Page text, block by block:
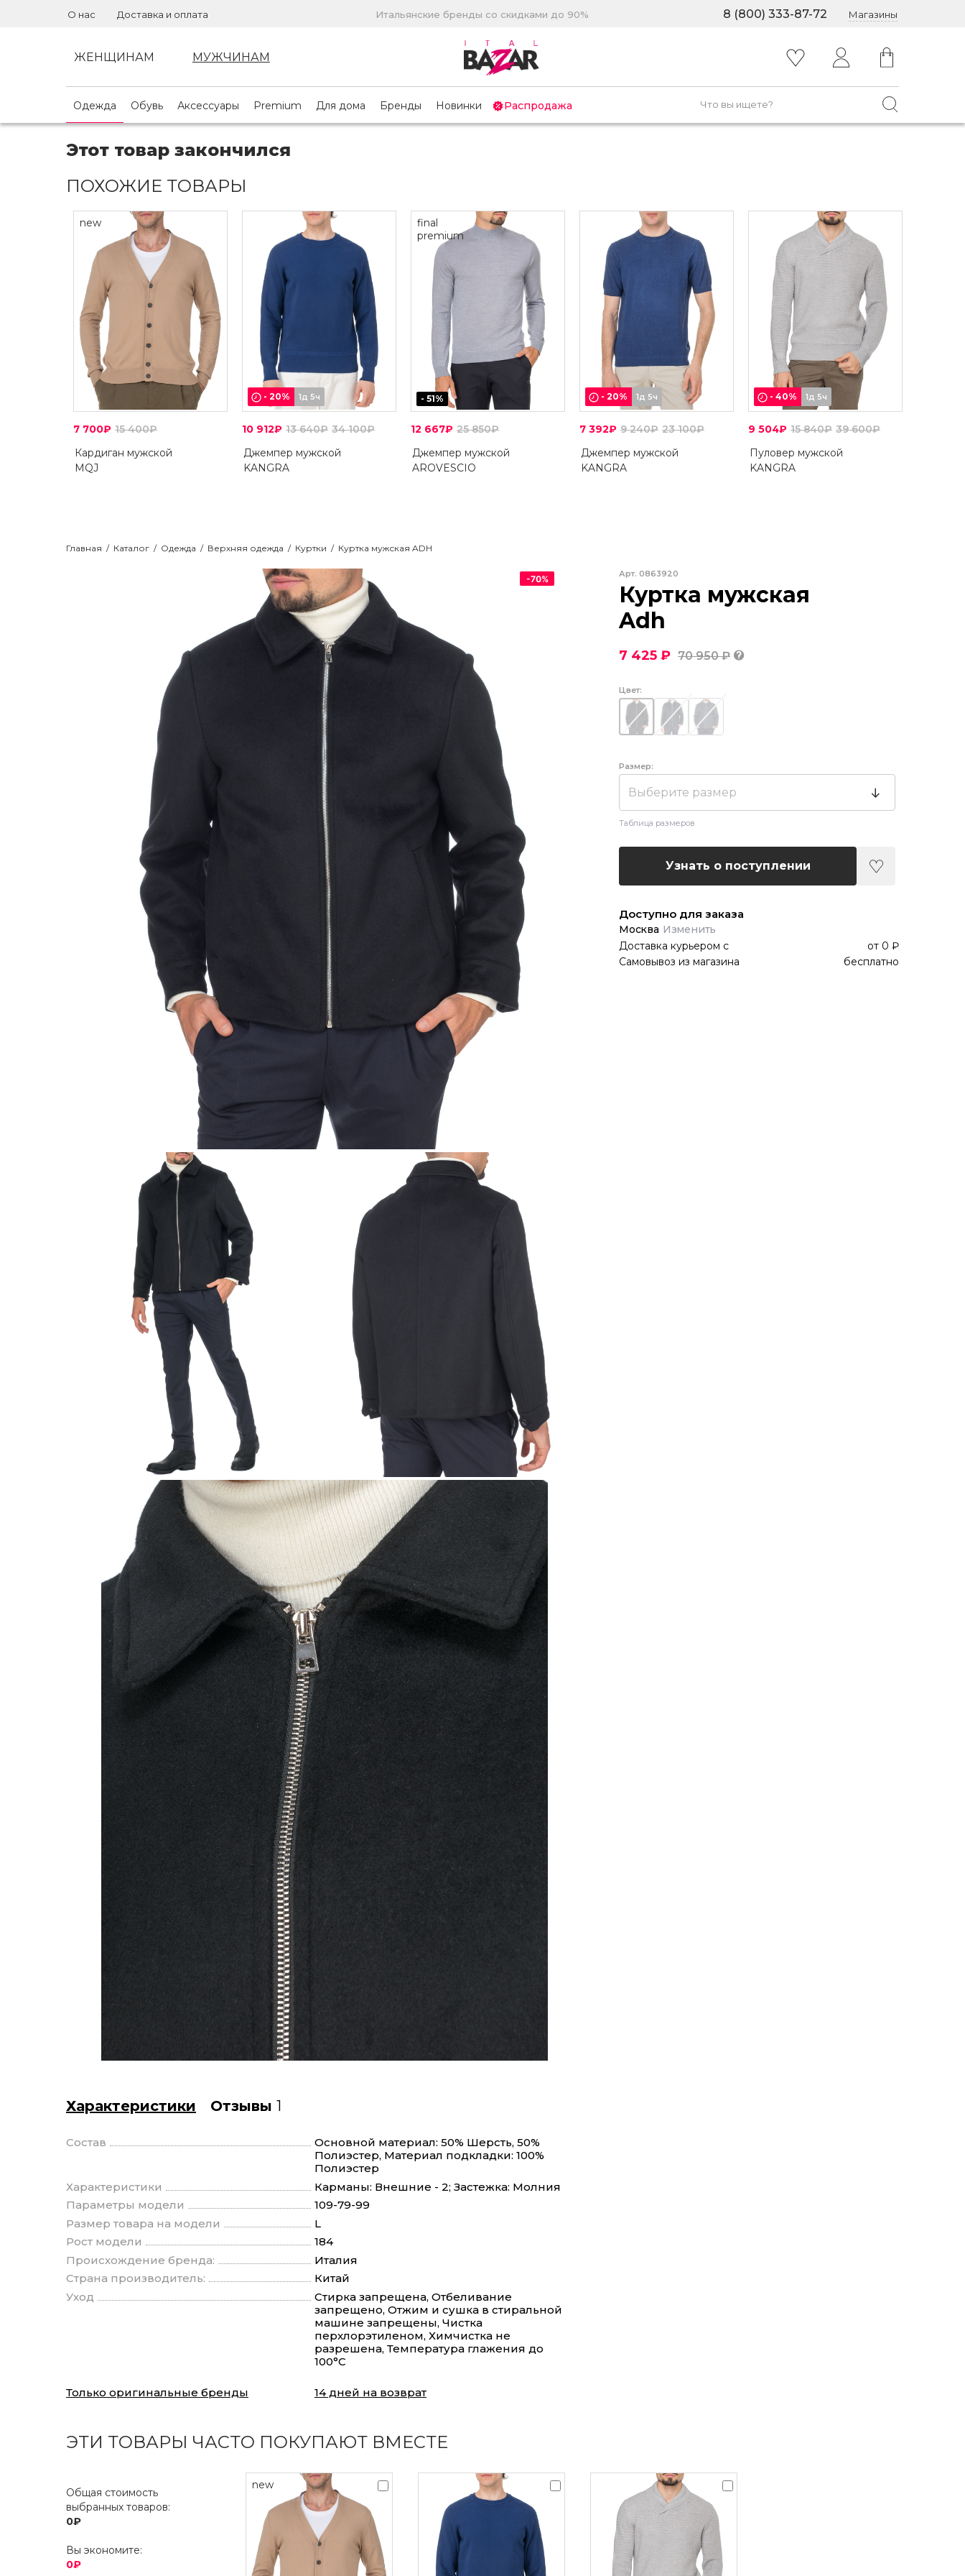
О нас Доставка и оплата Итальянские бренды со скидками до 90% 8 (800) 333-87-72 Магазины
ЖЕНЩИНАМ МУЖЧИНАМ
Одежда Обувь Аксессуары Premium Для дома Бренды Новинки Распродажа
Этот товар закончился
ПОХОЖИЕ ТОВАРЫ
new
7 700₽ 15 400₽
Кардиган мужской
MQJ
- 20% 1д 5ч
10 912₽ 13 640₽ 34 100₽
Джемпер мужской
KANGRA
final
premium
- 51%
12 667₽ 25 850₽
Джемпер мужской
AROVESCIO
- 20% 1д 5ч
7 392₽ 9 240₽ 23 100₽
Джемпер мужской
KANGRA
- 40% 1д 5ч
9 504₽ 15 840₽ 39 600₽
Пуловер мужской
KANGRA
Главная / Каталог / Одежда / Верхняя одежда / Куртки / Куртка мужская ADH
-70% Арт. 0863920
Куртка мужская
Adh
7 425 ₽ 70 950 ₽
Цвет:
Размер:
Выберите размер
Таблица размеров
Узнать о поступлении
Доступно для заказа
Москва Изменить
Доставка курьером с от 0 ₽
Самовывоз из магазина
бесплатно
Характеристики Отзывы 1
Состав
Основной материал: 50% Шерсть, 50%
Полиэстер, Материал подкладки: 100%
Полиэстер
Характеристики
Карманы: Внешние - 2; Застежка: Молния
Параметры модели
109-79-99
Размер товара на модели
L
Рост модели
184
Происхождение бренда:
Италия
Страна производитель:
Китай
Уход
Стирка запрещена, Отбеливание
запрещено, Отжим и сушка в стиральной
машине запрещены, Чистка
перхлорэтиленом, Химчистка не
разрешена, Температура глажения до
100°С
Только оригинальные бренды 14 дней на возврат
ЭТИ ТОВАРЫ ЧАСТО ПОКУПАЮТ ВМЕСТЕ
Общая стоимость
выбранных товаров:
0₽
Вы экономите:
0₽
new